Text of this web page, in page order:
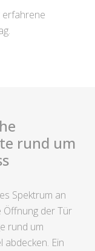
erfahrene
rund um
Spektrum an
Öffnung der Tür
rund um
Ein